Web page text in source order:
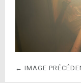
← IMAGE